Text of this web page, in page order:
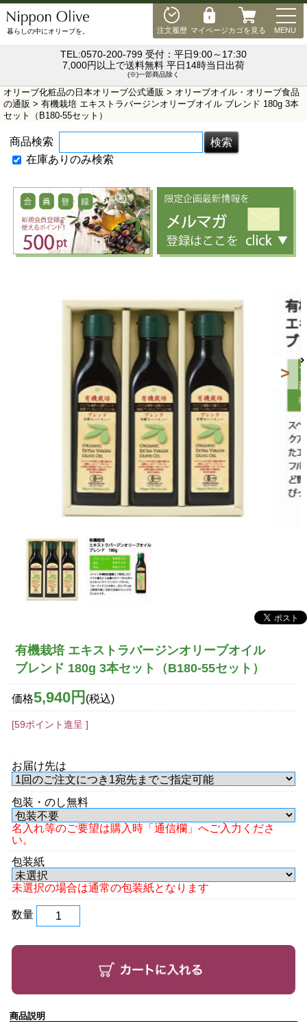
注文履歴 マイページカゴを見る MENU
暮らしの中にオリーブを。
TEL:0570-200-799 受付：平日9:00～17:30
7,000円以上で送料無料 平日14時当日出荷
(※)一部商品除く
オリーブ化粧品の日本オリーブ公式通販 > オリーブオイル・オリーブ食品
の通販 > 有機栽培 エキストラバージンオリーブオイル ブレンド 180g 3本
セット（B180-55セット）
商品検索
在庫ありのみ検索
有機栽培 エキストラバージンオリーブオイル
ブレンド 180g 3本セット（B180-55セット）
価格5,940円 (税込)
[59ポイント進呈 ]
お届け先は
包装・のし無料
名入れ等のご要望は購入時「通信欄」へご入力くださ
い。
包装紙
未選択の場合は通常の包装紙となります
数量
商品説明